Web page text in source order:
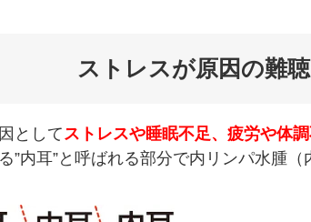
ストレスが原因の難聴
として ストレスや睡眠不足、疲労や体
”内耳”と呼ばれる部分で内リンパ水腫